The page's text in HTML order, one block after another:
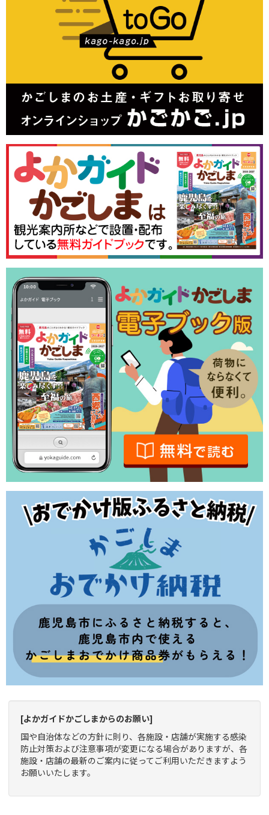
[よかガイドかごしまからのお願い]
国や自治体などの方針に則り、各施設・店舗が実施する感染
防止対策および注意事項が変更になる場合がありますが、各
施設・店舗の最新のご案内に従ってご利用いただきますよう
お願いいたします。